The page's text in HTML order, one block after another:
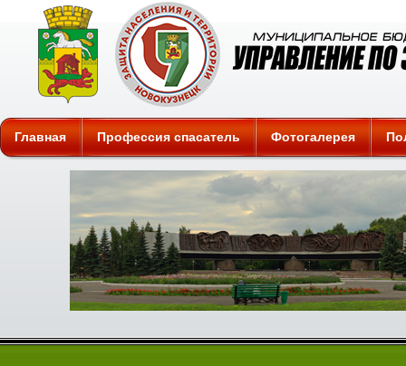
Защита
Главная Профессия спасатель Фотогалерея